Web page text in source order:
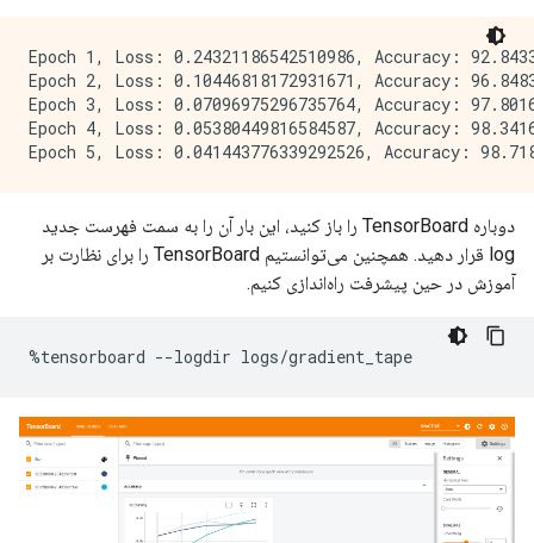
Epoch 1, Loss: 0.24321186542510986, Accuracy:
Epoch 2, Loss: 0.10446818172931671, Accuracy:
Epoch 3, Loss: 0.07096975296735764, Accuracy:
Epoch 4, Loss: 0.05380449816584587, Accuracy:
دوباره TensorBoard را باز کنید، این بار آن را به سمت فهرست جدید
log قرار دهید. همچنین می‌توانستیم TensorBoard را برای نظارت بر
آموزش در حین پیشرفت راه‌اندازی کنیم.
%tensorboard --logdir logs/gradient_tape